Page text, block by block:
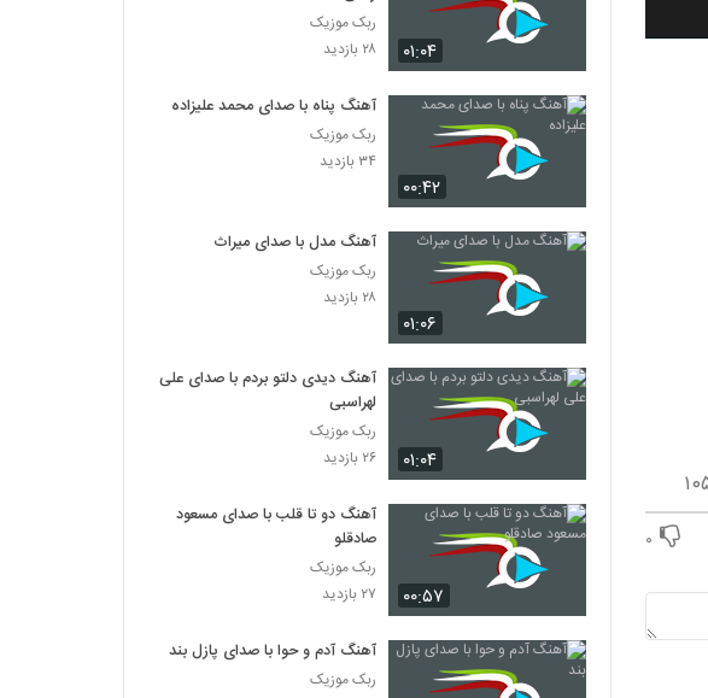
۰
۰۱:۰۴
ربک موزیک
۲۸ بازدید
۰۰:۴۲
آهنگ پناه با صدای محمد علیزاده
ربک موزیک
۳۴ بازدید
۰۱:۰۶
آهنگ مدل با صدای میراث
ربک موزیک
۲۸ بازدید
۰۱:۰۴
آهنگ دیدی دلتو بردم با صدای علی
لهراسبی
ربک موزیک
۲۶ بازدید
۰۰:۵۷
آهنگ دو تا قلب با صدای مسعود
صادقلو
ربک موزیک
۲۷ بازدید
آهنگ آدم و حوا با صدای پازل بند
ربک موزیک